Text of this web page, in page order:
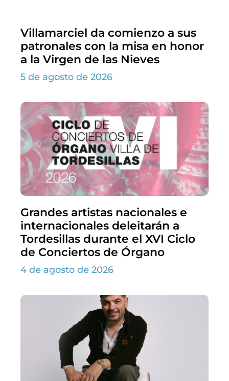
Villamarciel da comienzo a sus
patronales con la misa en honor
a la Virgen de las Nieves
5 de agosto de 2026
Grandes artistas nacionales e
internacionales deleitarán a
Tordesillas durante el XVI Ciclo
de Conciertos de Órgano
4 de agosto de 2026